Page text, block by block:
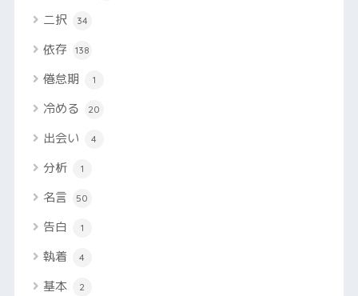
二択 34
依存 138
倦怠期 1
冷める 20
出会い 4
分析 1
名言 50
告白 1
執着 4
基本 2